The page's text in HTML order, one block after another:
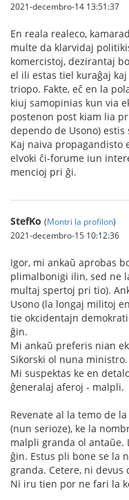
2021-decembro-14 13:51:37
En reala realeco,
multe da klarvidaj
komercistoj, dezirantaj
el ili estas tiel kuraĝaj
triopo. Fakte, eĉ en la
kiuj samopinias kun via
postenon post kiam lia
dependo de Usono)
Kaj naiva propagandisto
elvoki ĉi-forume iun
mencioj pri ĝi.
StefKo (Montri la profilon)
2021-decembro-15 10:12:36
Igor, mi ankaŭ aprobas
plimalbonigi ilin, sed ne
multaj spertoj pri tio).
Usono (la longaj militoj
tie okcidentajn
ĝin.
Mi ankaŭ preferis nian
Sikorski ol nuna ministro.
Mi suspektas ke en
ĝeneralaj aferoj - malpli.
Revenate al la temo de
(nun serioze), ke la
malpli granda ol
ĝin. Estus pli bone se la
granda. Cetere, ni
Ni iru tien por ne fari la